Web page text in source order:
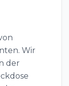
Wir
der